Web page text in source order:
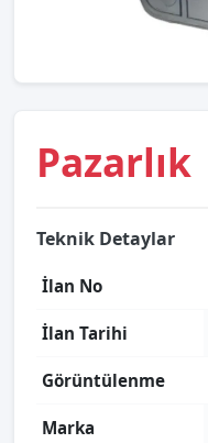
Pazarlık
Teknik Detaylar
İlan No
İlan Tarihi
Görüntülenme
Marka